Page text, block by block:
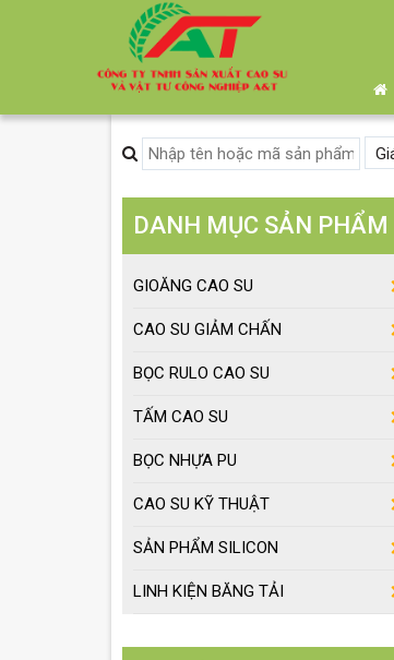
DANH MỤC SẢN PHẨM
GIOĂNG CAO SU
CAO SU GIẢM CHẤN
BỌC RULO CAO SU
TẤM CAO SU
BỌC NHỰA PU
CAO SU KỸ THUẬT
SẢN PHẨM SILICON
LINH KIỆN BĂNG TẢI